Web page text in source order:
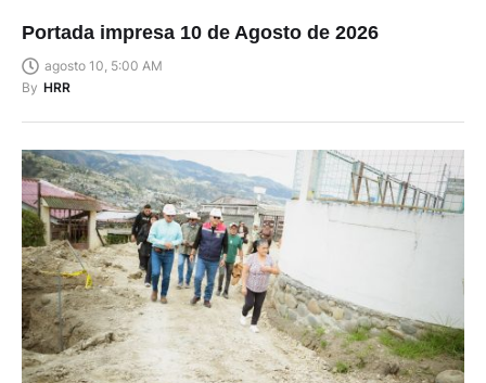
Portada impresa 10 de Agosto de 2026
agosto 10, 5:00 AM
By HRR